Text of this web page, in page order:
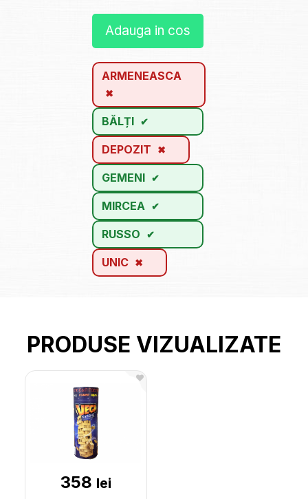
Adauga in cos
ARMENEASCA
BĂLȚI
DEPOZIT
GEMENI
MIRCEA
RUSSO
UNIC
PRODUSE VIZUALIZATE
358 lei